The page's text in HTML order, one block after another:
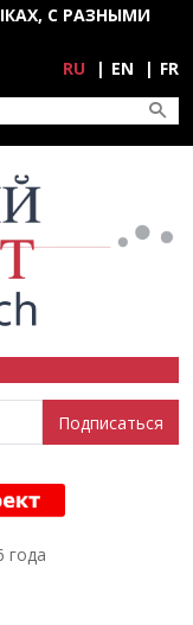
С РАЗНЫМИ
RU EN FR
года